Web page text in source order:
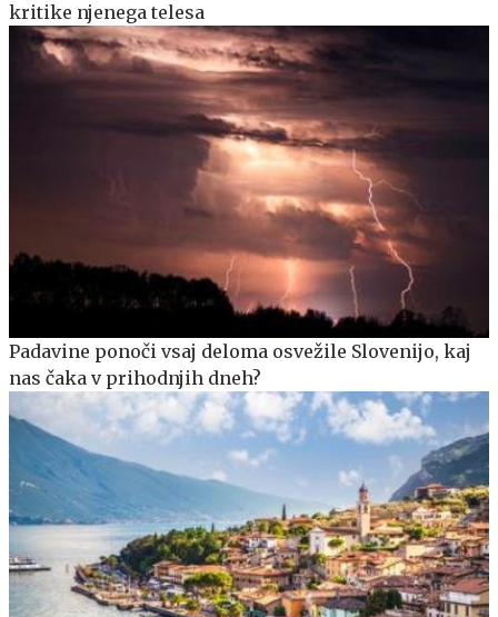
kritike njenega telesa
Padavine ponoči vsaj deloma osvežile Slovenijo, kaj
nas čaka v prihodnjih dneh?